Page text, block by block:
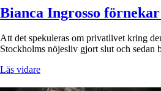
Bianca Ingrosso
Att det spekuleras om privatlivet kring
Stockholms nöjesliv gjort slut och
Läs vidare